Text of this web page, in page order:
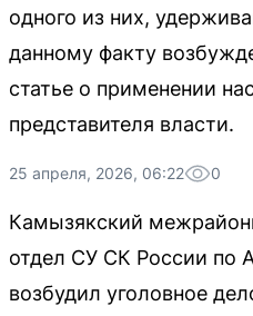
одного из них,
данному факту
статье о применении
представителя власти.
25 апреля, 2026, 06:22 0
Камызякский
отдел СУ СК России по
возбудил уголовное